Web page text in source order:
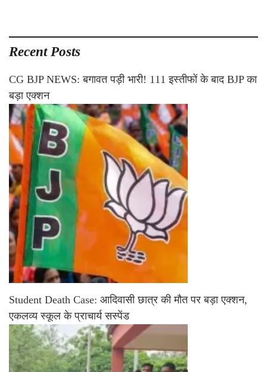
Recent Posts
CG BJP NEWS: बगावत पड़ी भारी! 111 इस्तीफों के बाद BJP का
बड़ा एक्शन
Student Death Case: आदिवासी छात्र की मौत पर बड़ा एक्शन,
एकलव्य स्कूल के प्राचार्य सस्पेंड